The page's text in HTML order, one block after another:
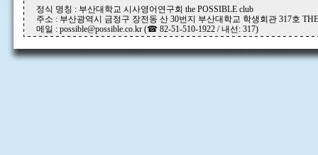
정식 명칭 : 부산대학교 시사영어연구회 the POSSIBLE club
주소 : 부산광역시 금정구 장전동 산 30번지 부산대학교 학생회관 317호
메일 : possible@possible.co.kr (☎ 82-51-510-1922 / 내선: 317)